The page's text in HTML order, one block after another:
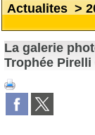
Actualites >
La galerie
Trophée Pirelli